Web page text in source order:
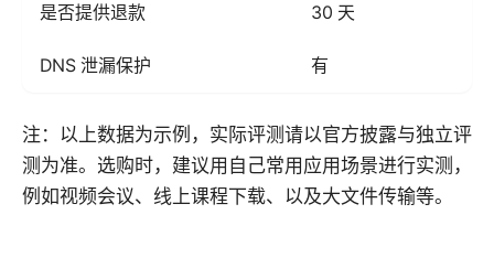
是否提供退款 30 天
DNS 泄漏保护 有
注：以上数据为示例，实际评测请以官方披露与独立评
测为准。选购时，建议用自己常用应用场景进行实测，
例如视频会议、线上课程下载、以及大文件传输等。